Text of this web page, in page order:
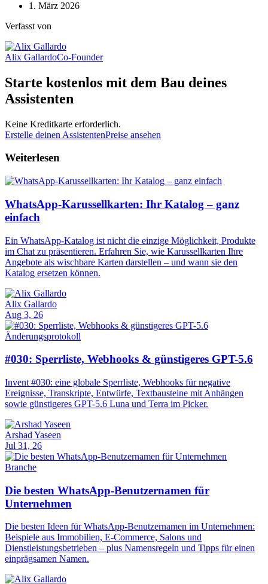
1. März 2026
Verfasst von
Alix GallardoCo-Founder
Starte kostenlos mit dem Bau deines
Assistenten
Keine Kreditkarte erforderlich.
Erstelle deinen AssistentenPreise ansehen
Weiterlesen
WhatsApp-Karussellkarten: Ihr Katalog – ganz
einfach
Ein WhatsApp-Katalog ist nicht die einzige Möglichkeit, Produkte
im Chat zu präsentieren. Erfahren Sie, wie Karussellkarten Ihre
Angebote als wischbare Karten darstellen – und wann sie den
Katalog ersetzen können.
Alix Gallardo
Aug 3, 26
Änderungsprotokoll
#030: Sperrliste, Webhooks & günstigeres GPT-5.6
Invent #030: eine globale Sperrliste, Webhooks für negative
Ereignisse, Transkripte, Entwürfe, Textbausteine mit Anhängen
sowie günstigeres GPT-5.6 Luna und Terra im Picker.
Arshad Yaseen
Jul 31, 26
Branche
Die besten WhatsApp-Benutzernamen für
Unternehmen
Die besten Ideen für WhatsApp-Benutzernamen im Unternehmen:
Beispiele aus Immobilien, E-Commerce, Salons und
Dienstleistungsbetrieben – plus Namensregeln und Tipps für einen
einprägsamen Namen.